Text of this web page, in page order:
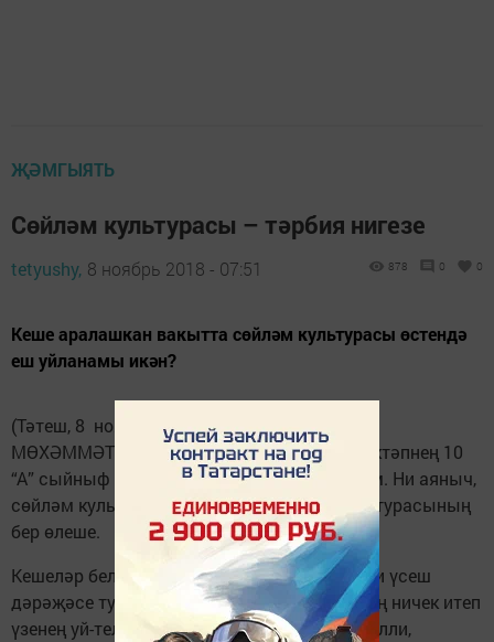
ҖӘМГЫЯТЬ
Сөйләм культурасы – тәрбия нигезе
tetyushy, 8 ноябрь 2018 - 07:51 878 0 0
Кеше аралашкан вакытта сөйләм культурасы өстендә
еш уйланамы икән?
(Тәтеш, 8 ноябрь, Тәтеш таңнары). Ләйсән
МӨХӘММӘТШИНА, Тәтештәге 1нче урта мәктәпнең 10
“А” сыйныф укучысы). Юктыр, дип уйлыйм. Ни аяныч,
сөйләм культурасы – кешенең гомуми культурасының
бер өлеше.
Кешеләр белән аралашып, без аларның рухи үсеш
дәрәҗәсе турында фикер йөртәбез. Кешенең ничек итеп
үзенең уй-теләкләрен, үзенең карашын дәлилли,